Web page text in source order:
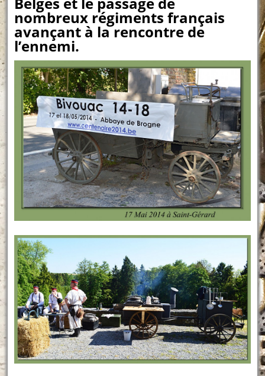
nombreux régiments français
avançant à la rencontre de
l’ennemi.